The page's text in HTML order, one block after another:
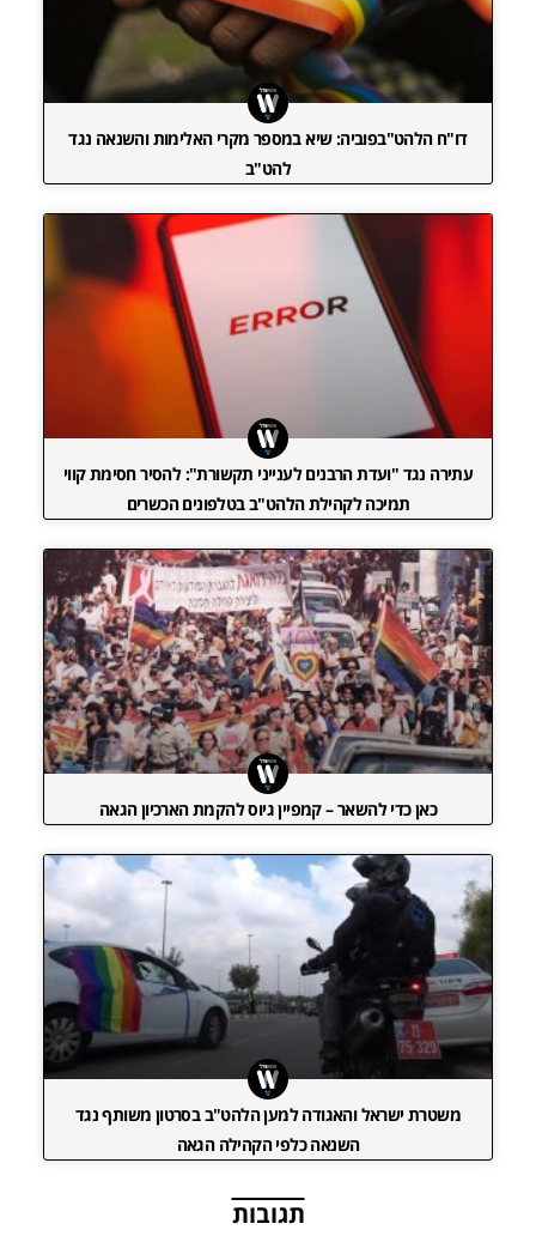
דו"ח הלהט"בפוביה: שיא במספר מקרי האלימות והשנאה נגד
להט"ב
עתירה נגד "ועדת הרבנים לענייני תקשורת": להסיר חסימת קווי
תמיכה לקהילת הלהט"ב בטלפונים הכשרים‎‎
כאן כדי להשאר – קמפיין גיוס להקמת הארכיון הגאה
משטרת ישראל והאגודה למען הלהט"ב בסרטון משותף נגד
השנאה כלפי הקהילה הגאה
תגובות